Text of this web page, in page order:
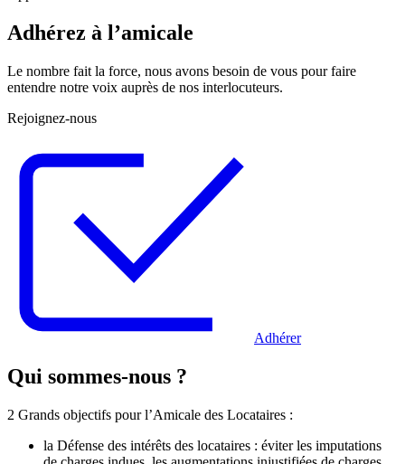
Adhérez à l’amicale
Le nombre fait la force, nous avons besoin de vous pour faire
entendre notre voix auprès de nos interlocuteurs.
Rejoignez-nous
Adhérer
Qui sommes-nous ?
2 Grands objectifs pour l’Amicale des Locataires :
la Défense des intérêts des locataires : éviter les imputations